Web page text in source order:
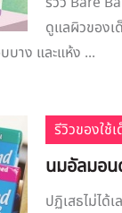
ดูแลผิวของ
บาง และแห้ง ...
รีวิวของใช้
นมอัลมอน
ปฏิเสธไม่ได้